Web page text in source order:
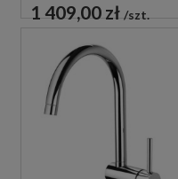
1 409,00 zł szt.